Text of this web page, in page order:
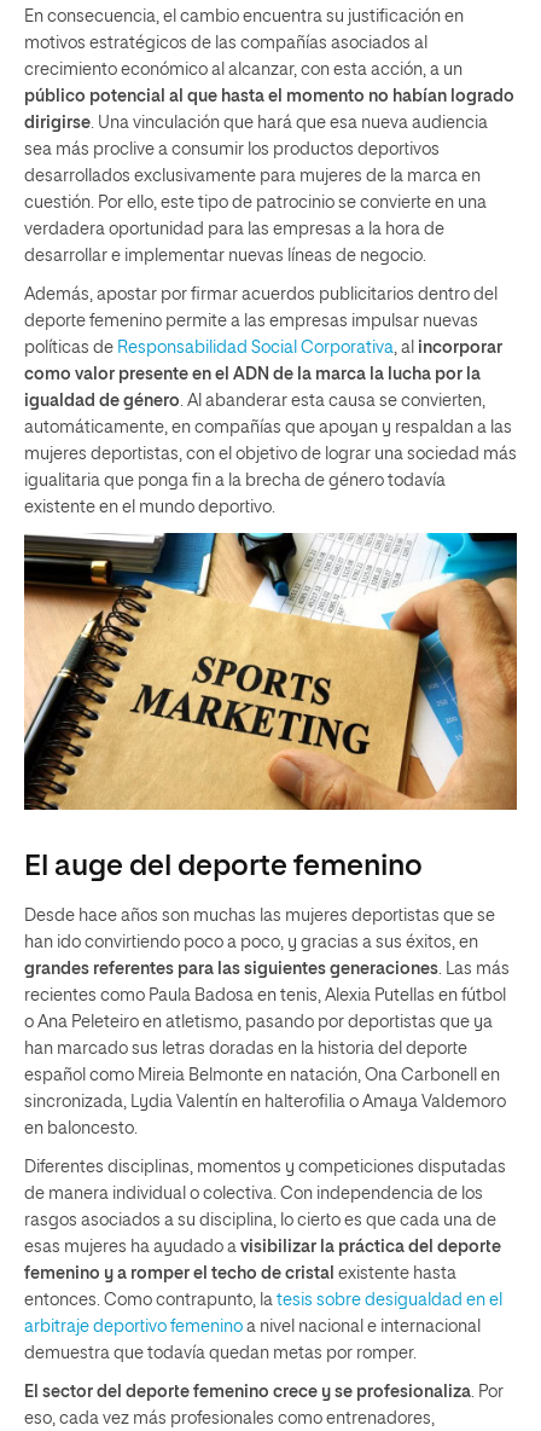
En consecuencia, el cambio encuentra su justificación en
motivos estratégicos de las compañías asociados al
crecimiento económico al alcanzar, con esta acción, a un
público potencial al que hasta el momento no habían logrado
dirigirse . Una vinculación que hará que esa nueva audiencia
sea más proclive a consumir los productos deportivos
desarrollados exclusivamente para mujeres de la marca en
cuestión. Por ello, este tipo de patrocinio se convierte en una
verdadera oportunidad para las empresas a la hora de
desarrollar e implementar nuevas líneas de negocio.
Además, apostar por firmar acuerdos publicitarios dentro del
deporte femenino permite a las empresas impulsar nuevas
políticas de Responsabilidad Social Corporativa , al incorporar
como valor presente en el ADN de la marca la lucha por la
igualdad de género . Al abanderar esta causa se convierten,
automáticamente, en compañías que apoyan y respaldan a las
mujeres deportistas, con el objetivo de lograr una sociedad más
igualitaria que ponga fin a la brecha de género todavía
existente en el mundo deportivo.
El auge del deporte femenino
Desde hace años son muchas las mujeres deportistas que se
han ido convirtiendo poco a poco, y gracias a sus éxitos, en
grandes referentes para las siguientes generaciones. Las más
recientes como Paula Badosa en tenis, Alexia Putellas en fútbol
o Ana Peleteiro en atletismo, pasando por deportistas que ya
han marcado sus letras doradas en la historia del deporte
español como Mireia Belmonte en natación, Ona Carbonell en
sincronizada, Lydia Valentín en halterofilia o Amaya Valdemoro
en baloncesto.
Diferentes disciplinas, momentos y competiciones disputadas
de manera individual o colectiva. Con independencia de los
rasgos asociados a su disciplina, lo cierto es que cada una de
esas mujeres ha ayudado a visibilizar la práctica del deporte
femenino y a romper el techo de cristal existente hasta
entonces. Como contrapunto, la tesis sobre desigualdad en el
arbitraje deportivo femenino a nivel nacional e internacional
demuestra que todavía quedan metas por romper.
El sector del deporte femenino crece y se profesionaliza. Por
eso, cada vez más profesionales como entrenadores,